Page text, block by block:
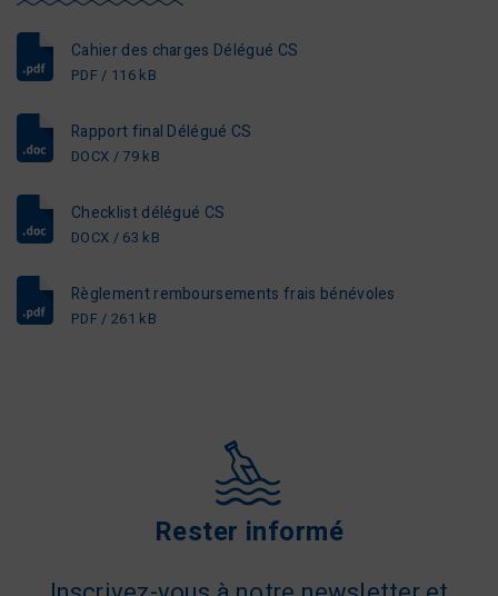
Cahier des charges Délégué CS
PDF / 116 kB
Rapport final Délégué CS
DOCX / 79 kB
Checklist délégué CS
DOCX / 63 kB
Règlement remboursements frais bénévoles
PDF / 261 kB
Rester informé